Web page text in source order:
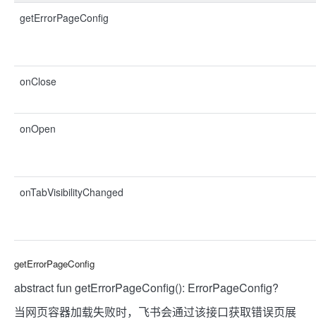
getErrorPageConfig
onClose
onOpen
onTabVisibilityChanged
getErrorPageConfig
abstract fun getErrorPageConfig(): ErrorPageConfig?
当网页容器加载失败时，飞书会通过该接口获取错误页展